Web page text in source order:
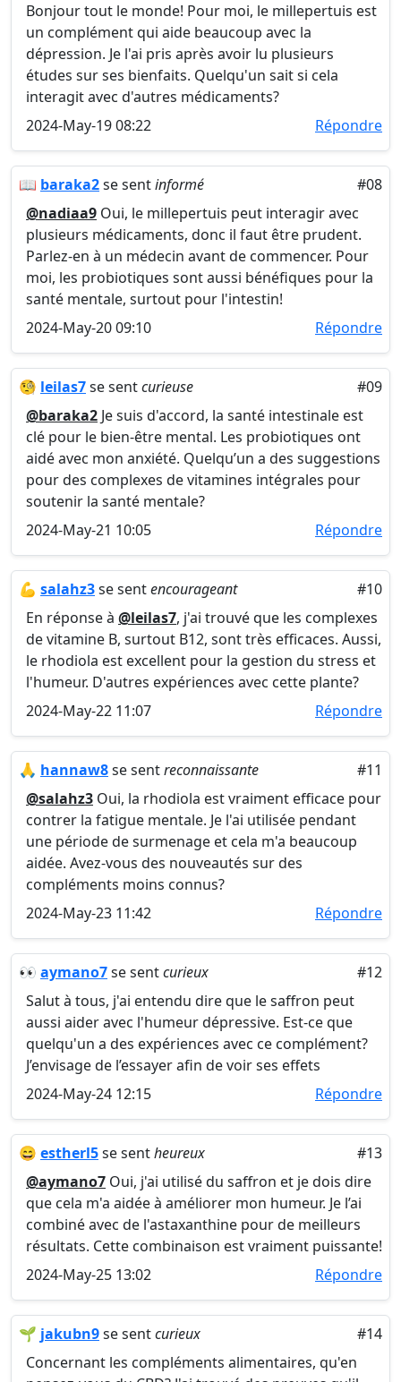
Bonjour tout le monde! Pour moi, le millepertuis est
un complément qui aide beaucoup avec la
dépression. Je l'ai pris après avoir lu plusieurs
études sur ses bienfaits. Quelqu'un sait si cela
interagit avec d'autres médicaments?
2024-May-19 08:22
Répondre
📖 baraka2se sentinformé
#08
@nadiaa9 Oui, le millepertuis peut interagir avec
plusieurs médicaments, donc il faut être prudent.
Parlez-en à un médecin avant de commencer. Pour
moi, les probiotiques sont aussi bénéfiques pour la
santé mentale, surtout pour l'intestin!
2024-May-20 09:10
Répondre
🧐 leilas7se sentcurieuse
#09
@baraka2 Je suis d'accord, la santé intestinale est
clé pour le bien-être mental. Les probiotiques ont
aidé avec mon anxiété. Quelqu’un a des suggestions
pour des complexes de vitamines intégrales pour
soutenir la santé mentale?
2024-May-21 10:05
Répondre
💪 salahz3se sentencourageant
#10
En réponse à @leilas7, j'ai trouvé que les complexes
de vitamine B, surtout B12, sont très efficaces. Aussi,
le rhodiola est excellent pour la gestion du stress et
l'humeur. D'autres expériences avec cette plante?
2024-May-22 11:07
Répondre
🙏 hannaw8se sentreconnaissante
#11
@salahz3 Oui, la rhodiola est vraiment efficace pour
contrer la fatigue mentale. Je l'ai utilisée pendant
une période de surmenage et cela m'a beaucoup
aidée. Avez-vous des nouveautés sur des
compléments moins connus?
2024-May-23 11:42
Répondre
👀 aymano7se sentcurieux
#12
Salut à tous, j'ai entendu dire que le saffron peut
aussi aider avec l'humeur dépressive. Est-ce que
quelqu'un a des expériences avec ce complément?
J’envisage de l’essayer afin de voir ses effets
2024-May-24 12:15
Répondre
😄 estherl5se sentheureux
#13
@aymano7 Oui, j'ai utilisé du saffron et je dois dire
que cela m'a aidée à améliorer mon humeur. Je l’ai
combiné avec de l'astaxanthine pour de meilleurs
résultats. Cette combinaison est vraiment puissante!
2024-May-25 13:02
Répondre
🌱 jakubn9se sentcurieux
#14
Concernant les compléments alimentaires, qu'en